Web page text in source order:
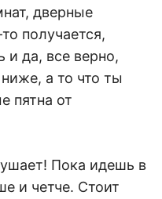
дверные
получается,
и да, все верно,
а то что ты
пятна от
Пока идешь в
и четче. Стоит